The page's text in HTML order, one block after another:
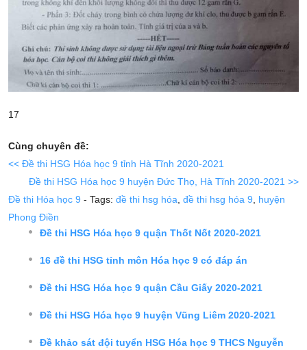
17
Cùng chuyên đề:
<< Đề thi HSG Hóa học 9 tỉnh Hà Tĩnh 2020-2021
Đề thi HSG Hóa học 9 huyện Đức Thọ, Hà Tĩnh 2020-2021 >>
Đề thi Hóa học 9 - Tags: đề thi hsg hóa đề thi hsg hóa 9
huyện
Phong Điền
Đề thi HSG Hóa học 9 quận Thốt Nốt 2020-2021
16 đề thi HSG tỉnh môn Hóa học 9 có đáp án
Đề thi HSG Hóa học 9 quận Cầu Giấy 2020-2021
Đề thi HSG Hóa học 9 huyện Vũng Liêm 2020-2021
Đề khảo sát đội tuyển HSG Hóa học 9 THCS Nguyễn